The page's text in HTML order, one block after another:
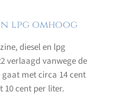
lpg omhoog
diesel en lpg
verlaagd vanwege de
met circa 14 cent
10 cent per liter.